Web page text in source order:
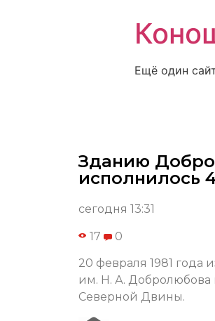
Ещё один
Зданию
исполнилось
сегодня 13:31
17 0
20 февраля 1981 года
им. Н. А. Добролюбова
Северной Двины.